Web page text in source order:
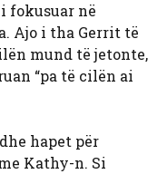
fokusuar në
Ajo i tha Gerrit të
mund të jetonte,
“pa të cilën ai
hapet për
Kathy-n. Si